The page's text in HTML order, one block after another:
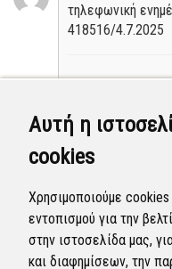
Αυτή η
cookies
Χρησιμοποιούμε
εντοπισμού για την
στην ιστοσελίδα μας,
και διαφημίσεων, την
τηλεφωνική
418516/4.7.2025
Διεύθυνση
(Επόπτης)
04 Ιουλ 2025 - 12:37
αρμόδιος
τηλεφωνική
418516/4.7.2025